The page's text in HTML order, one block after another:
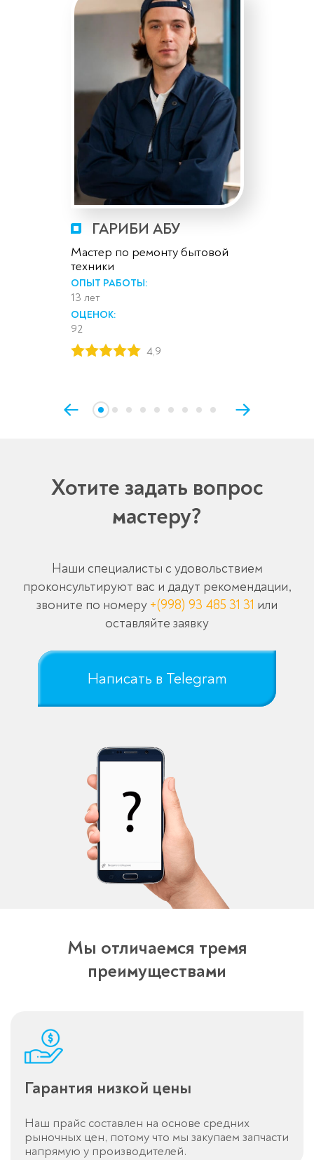
ГАРИБИ АБУ
Мастер по ремонту бытовой
техники
ОПЫТ РАБОТЫ:
13 лет
ОЦЕНОК:
92
4,9
Хотите задать вопрос
мастеру?
Наши специалисты с удовольствием
проконсультируют вас и дадут рекомендации,
звоните по номеру +(998) 93 485 31 31 или
оставляйте заявку
Написать в Telegram
Мы отличаемся тремя
преимуществами
Гарантия низкой цены
Наш прайс составлен на основе средних
рыночных цен, потому что мы закупаем запчасти
напрямую у производителей.
Оставьте заявку
перезвоним в течение 3-х минут
Спасибо!
Менеджер свяжется с вами в
течение 3-x минут.